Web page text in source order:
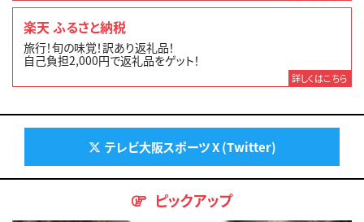
楽天 ふるさと納税
旅行！旬の味覚！訳あり返礼品！
自己負担2,000円で返礼品をゲット！
詳しくはこちら
テレビ大阪スポーツ X (Twitter)
ピックアップ